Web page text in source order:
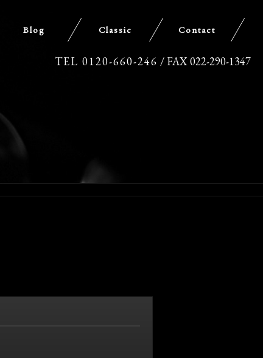
TEL 0120-660-246 / FAX 022-290-1347
Blog Classic Contact